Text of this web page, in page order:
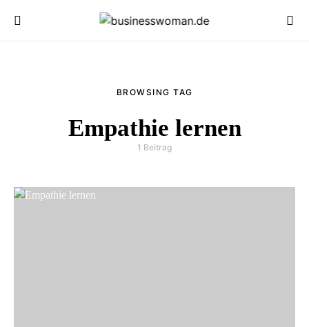
BROWSING TAG
Empathie lernen
1 Beitrag